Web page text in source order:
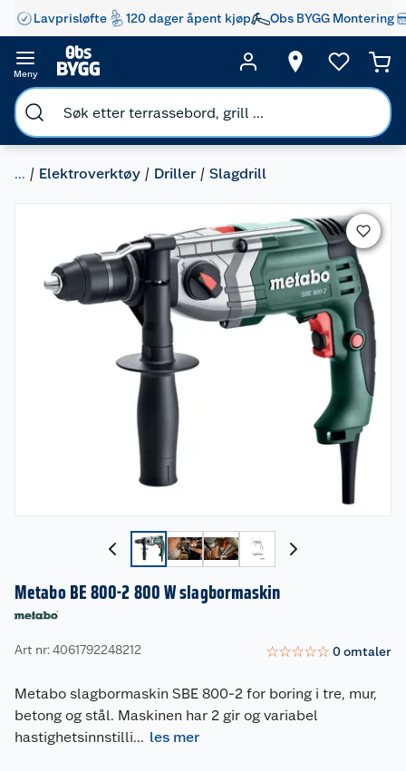
Lavprisløfte 120 dager åpent kjøp Obs BYGG Montering
Meny
... Elektroverktøy Driller Slagdrill
Metabo BE 800-2 800 W slagbormaskin
Art nr: 4061792248212 ☆☆☆☆☆ 0omtaler
Metabo slagbormaskin SBE 800-2 for boring i tre, mur,
betong og stål. Maskinen har 2 gir og variabel
hastighetsinnstilli... les mer